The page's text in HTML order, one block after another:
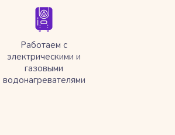
Работаем с
электрическими и
газовыми
водонагревателями